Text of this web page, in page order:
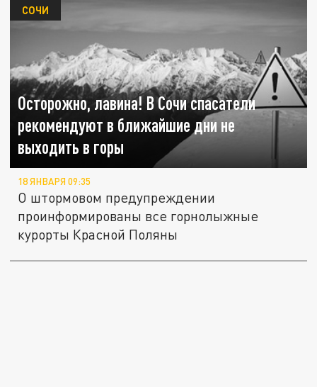
Осторожно, лавина! В Сочи спасатели
рекомендуют в ближайшие дни не
выходить в горы
СОЧИ
18 ЯНВАРЯ 09:35
О штормовом предупреждении
проинформированы все горнолыжные
курорты Красной Поляны